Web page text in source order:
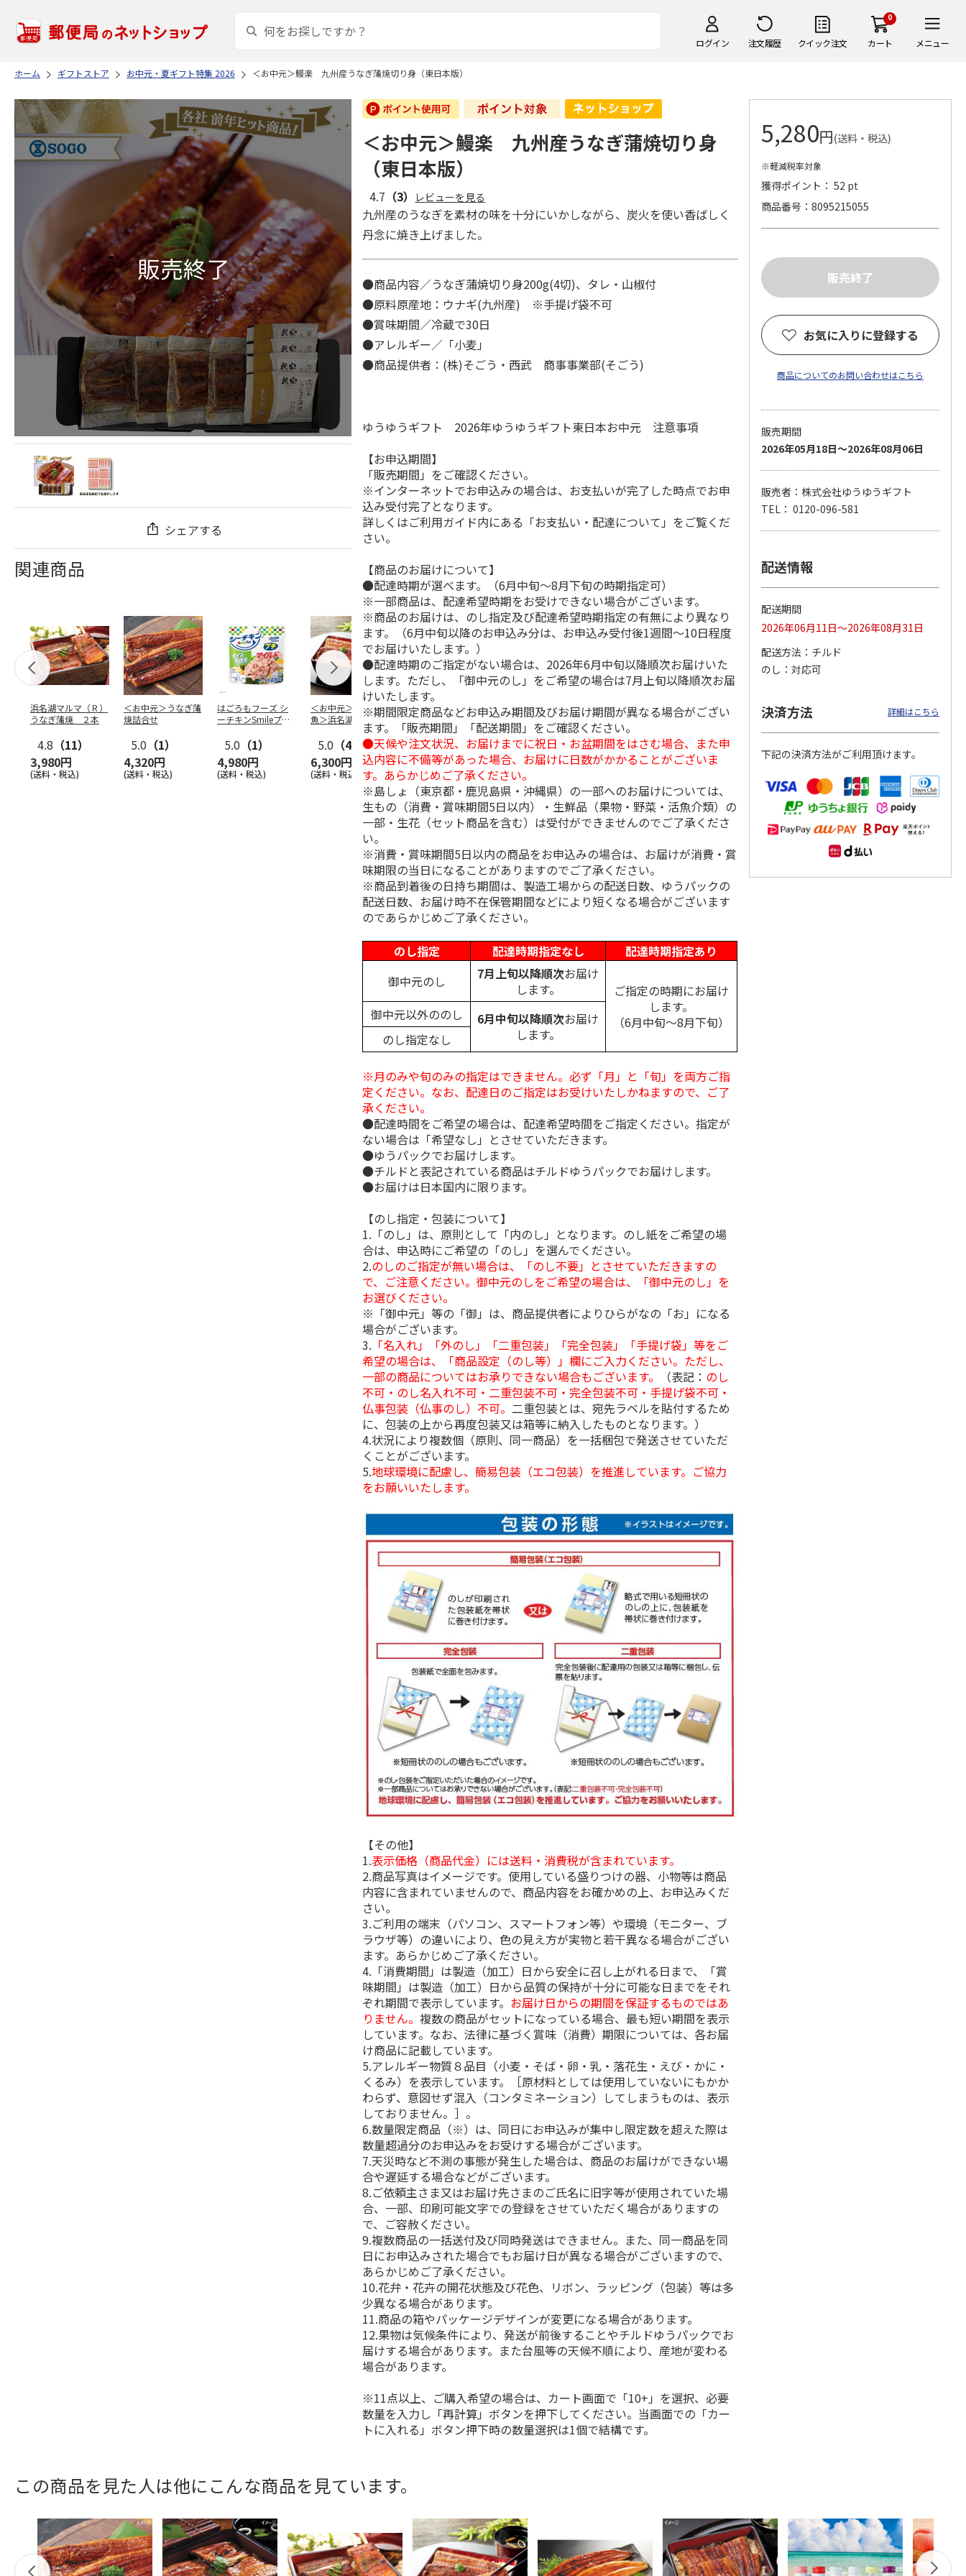
ログイン 注文履歴 クイック注文
0
カート メニュー
ホーム ギフトストア お中元・夏ギフト特集 2026 ＜お中元＞鰻楽 九州産うなぎ蒲焼切り身（東日本版）
シェアする
関連商品
浜名湖マルマ（Ｒ）
うなぎ蒲焼 ２本
4.8 （11）
3,980円
(送料・税込)
＜お中元＞うなぎ蒲
焼詰合せ
5.0 （1）
4,320円
(送料・税込)
はごろもフーズ シ
ーチキンSmileプチ
5.0 （1）
4,980円
(送料・税込)
＜お中元＞＜大和養
魚＞浜名湖うなぎ蒲
5.0 （4）
6,300円
(送料・税込)
＜お中元＞うなぎ蒲
焼詰合せ
5,400円
(送料・税込)
＜お中元＞＜大和養
魚＞浜名湖うなぎ蒲
焼４本
5.0（1）
11,800円
(送料・税込)
＜お中元＞レンジで
簡単焼魚 ５切セッ
ト
5.0（1）
3,780円
呼子朝市ひもの詰合
せ
4.5（8）
3,300円
＜お中元＞愛知三河
産 うなぎ蒲焼ギフ
ト
5,800円
＜お中元＞函館味く
らべ
2,800円
(送料・税込)
＜お中元＞鰻楽 九州産うなぎ蒲焼切り身
（東日本版）
4.7 （3） レビューを見る
九州産のうなぎを素材の味を十分にいかしながら、炭火を使い香ばしく
丹念に焼き上げました。
●商品内容／うなぎ蒲焼切り身200g(4切)、タレ・山椒付
●原料原産地：ウナギ(九州産) ※手提げ袋不可
●賞味期間／冷蔵で30日
●アレルギー／「小麦」
●商品提供者：(株)そごう・西武 商事事業部(そごう)
ゆうゆうギフト 2026年ゆうゆうギフト東日本お中元 注意事項
【お申込期間】
「販売期間」をご確認ください。
※インターネットでお申込みの場合は、お支払いが完了した時点でお申
込み受付完了となります。
詳しくはご利用ガイド内にある「お支払い・配達について」をご覧くだ
さい。
【商品のお届けについて】
●配達時期が選べます。（6月中旬～8月下旬の時期指定可）
※一部商品は、配達希望時期をお受けできない場合がございます。
※商品のお届けは、のし指定及び配達希望時期指定の有無により異なり
ます。（6月中旬以降のお申込み分は、お申込み受付後1週間～10日程度
でお届けいたします。）
●配達時期のご指定がない場合は、2026年6月中旬以降順次お届けいた
します。ただし、「御中元のし」をご希望の場合は7月上旬以降順次お届
けいたします。
※期間限定商品などお申込み期間及びお届け期間が異なる場合がござい
ます。「販売期間」「配送期間」をご確認ください。
●天候や注文状況、お届けまでに祝日・お盆期間をはさむ場合、また申
込内容に不備等があった場合、お届けに日数がかかることがございま
す。あらかじめご了承ください。
※島しょ（東京都・鹿児島県・沖縄県）の一部へのお届けについては、
生もの（消費・賞味期間5日以内）・生鮮品（果物・野菜・活魚介類）の
一部・生花（セット商品を含む）は受付ができませんのでご了承くださ
い。
※消費・賞味期間5日以内の商品をお申込みの場合は、お届けが消費・賞
味期限の当日になることがありますのでご了承ください。
※商品到着後の日持ち期間は、製造工場からの配送日数、ゆうパックの
配送日数、お届け時不在保管期間などにより短くなる場合がございます
のであらかじめご了承ください。
のし指定
配達時期指定なし
配達時期指定あり
御中元のし
7月上旬以降順次お届け
します。
ご指定の時期にお届け
します。
（6月中旬～8月下旬）
御中元以外ののし 6月中旬以降順次お届け
します。
のし指定なし
※月のみや旬のみの指定はできません。必ず「月」と「旬」を両方ご指
定ください。なお、配達日のご指定はお受けいたしかねますので、ご了
承ください。
●配達時間をご希望の場合は、配達希望時間をご指定ください。指定が
ない場合は「希望なし」とさせていただきます。
●ゆうパックでお届けします。
●チルドと表記されている商品はチルドゆうパックでお届けします。
●お届けは日本国内に限ります。
【のし指定・包装について】
1.「のし」は、原則として「内のし」となります。のし紙をご希望の場
合は、申込時にご希望の「のし」を選んでください。
2.のしのご指定が無い場合は、「のし不要」とさせていただきますの
で、ご注意ください。御中元のしをご希望の場合は、「御中元のし」を
お選びください。
※「御中元」等の「御」は、商品提供者によりひらがなの「お」になる
場合がございます。
3. 「名入れ」「外のし」「二重包装」「完全包装」「手提げ袋」等をご
希望の場合は、「商品設定（のし等）」欄にご入力ください。ただし、
一部の商品についてはお承りできない場合もございます。
（表記： のし
不可・のし名入れ不可・二重包装不可・完全包装不可・手提げ袋不可・
仏事包装（仏事のし）不可。 二重包装とは、宛先ラベルを貼付するため
に、包装の上から再度包装又は箱等に納入したものとなります。）
4.状況により複数個（原則、同一商品）を一括梱包で発送させていただ
くことがございます。
5.地球環境に配慮し、簡易包装（エコ包装）を推進しています。ご協力
をお願いいたします。
【その他】
1.表示価格（商品代金）には送料・消費税が含まれています。
2.商品写真はイメージです。使用している盛りつけの器、小物等は商品
内容に含まれていませんので、商品内容をお確かめの上、お申込みくだ
さい。
3.ご利用の端末（パソコン、スマートフォン等）や環境（モニター、ブ
ラウザ等）の違いにより、色の見え方が実物と若干異なる場合がござい
ます。あらかじめご了承ください。
4.「消費期間」は製造（加工）日から安全に召し上がれる日まで、「賞
味期間」は製造（加工）日から品質の保持が十分に可能な日までをそれ
ぞれ期間で表示しています。 お届け日からの期間を保証するものではあ
りません。複数の商品がセットになっている場合、最も短い期間を表示
しています。なお、法律に基づく賞味（消費）期限については、各お届
け商品に記載しています。
5.アレルギー物質８品目（小麦・そば・卵・乳・落花生・えび・かに・
くるみ）を表示しています。［原材料としては使用していないにもかか
わらず、意図せず混入（コンタミネーション）してしまうものは、表示
しておりません。］。
6.数量限定商品（※）は、同日にお申込みが集中し限定数を超えた際は
数量超過分のお申込みをお受けする場合がございます。
7.天災時など不測の事態が発生した場合は、商品のお届けができない場
合や遅延する場合などがございます。
8.ご依頼主さま又はお届け先さまのご氏名に旧字等が使用されていた場
合、一部、印刷可能文字での登録をさせていただく場合がありますの
で、ご容赦ください。
9.複数商品の一括送付及び同時発送はできません。また、同一商品を同
日にお申込みされた場合でもお届け日が異なる場合がございますので、
あらかじめご了承ください。
10.花弁・花卉の開花状態及び花色、リボン、ラッピング（包装）等は多
少異なる場合があります。
11.商品の箱やパッケージデザインが変更になる場合があります。
12.果物は気候条件により、発送が前後することやチルドゆうパックでお
届けする場合があります。また台風等の天候不順により、産地が変わる
場合があります。
※11点以上、ご購入希望の場合は、カート画面で「10+」を選択、必要
数量を入力し「再計算」ボタンを押下してください。当画面での「カー
トに入れる」ボタン押下時の数量選択は1個で結構です。
5,280円(送料・税込)
※軽減税率対象
獲得ポイント： 52 pt
商品番号
8095215055
お気に入りに登録する
商品についてのお問い合わせはこちら
販売期間
2026年05月18日～2026年08月06日
販売者：株式会社ゆうゆうギフト
TEL： 0120-096-581
配送情報
配送期間
2026年06月11日～2026年08月31日
配送方法
チルド
のし
対応可
決済方法 詳細はこちら
下記の決済方法がご利用頂けます。
この商品を見た人は他にこんな商品を見ています。